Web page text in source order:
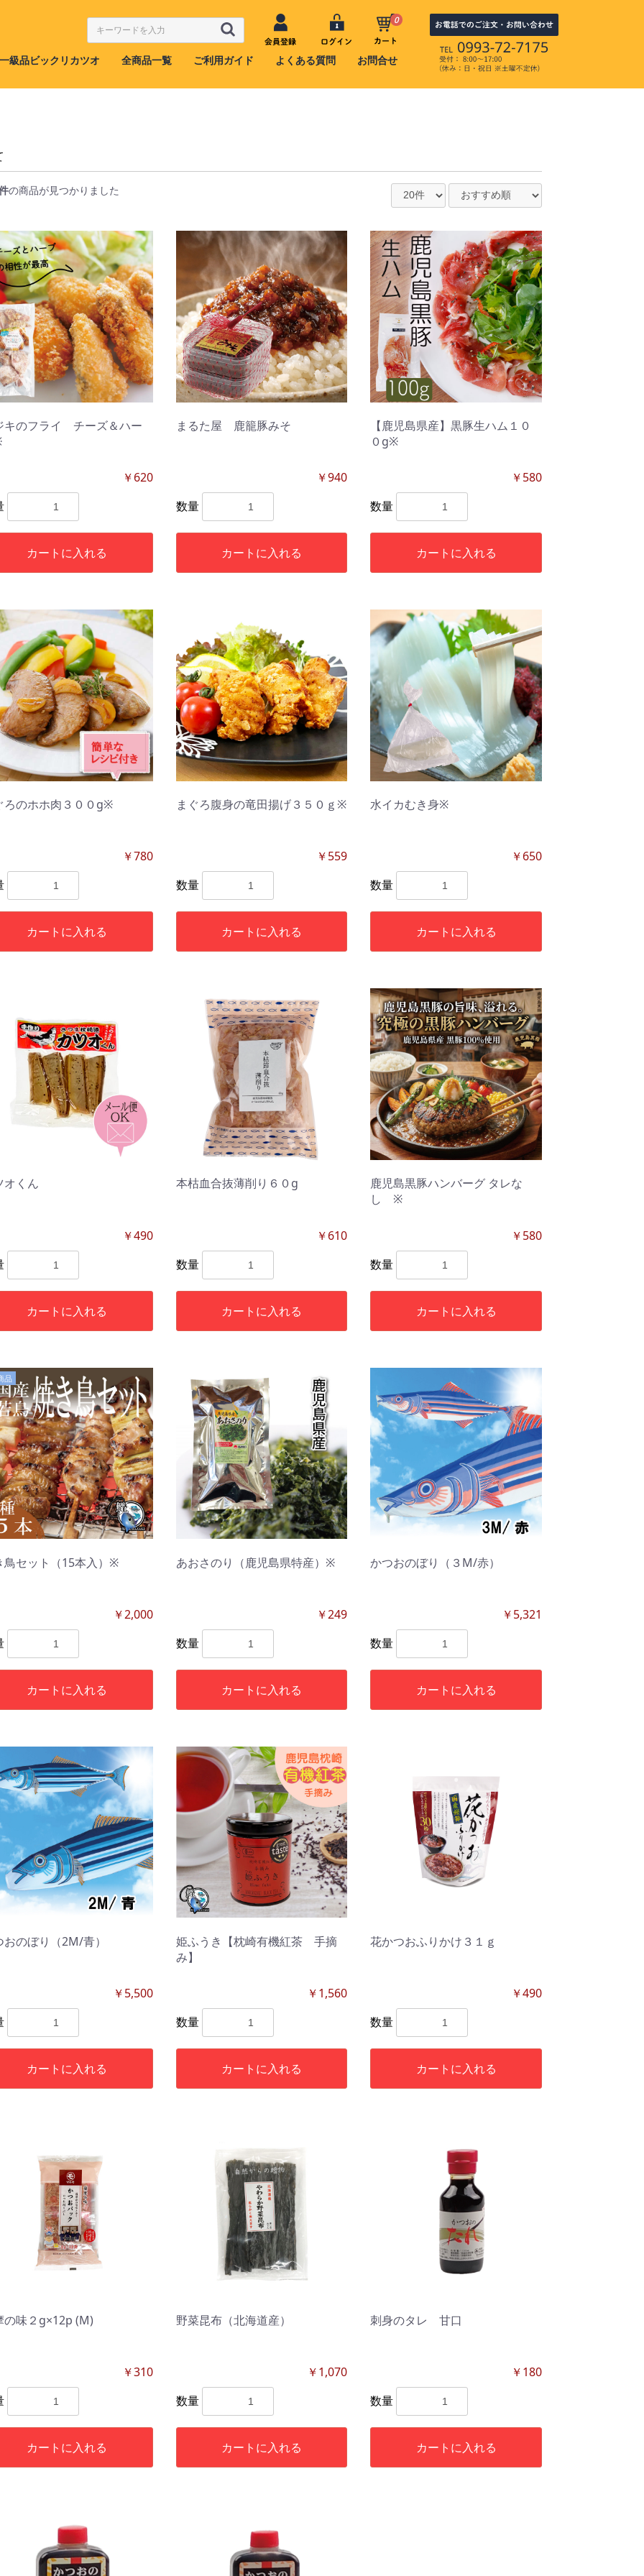
会員登録 ログイン
0
カート
一級品ビックリカツオ 全商品一覧 ご利用ガイド よくある質問 お問合せ
の商品が見つかりました
キのフライ チーズ＆ハー
￥620
カートに入れる
まるた屋 鹿籠豚みそ
￥940
数量
カートに入れる
【鹿児島県産】黒豚生ハム１０
０g※
￥580
数量
カートに入れる
ろのホホ肉３００g※
￥780
カートに入れる
まぐろ腹身の竜田揚げ３５０ｇ※
￥559
数量
カートに入れる
水イカむき身※
￥650
数量
カートに入れる
オくん
￥490
カートに入れる
本枯血合抜薄削り６０g
￥610
数量
カートに入れる
鹿児島黒豚ハンバーグ タレな
し ※
￥580
数量
カートに入れる
品
鳥セット（15本入）※
￥2,000
カートに入れる
あおさのり（鹿児島県特産）※
￥249
数量
カートに入れる
かつおのぼり（３M/赤）
￥5,321
数量
カートに入れる
おのぼり（2M/青）
￥5,500
カートに入れる
姫ふうき【枕崎有機紅茶 手摘
み】
￥1,560
数量
カートに入れる
花かつおふりかけ３１ｇ
￥490
数量
カートに入れる
の味２g×12p (M)
￥310
カートに入れる
野菜昆布（北海道産）
￥1,070
数量
カートに入れる
刺身のタレ 甘口
￥180
数量
カートに入れる